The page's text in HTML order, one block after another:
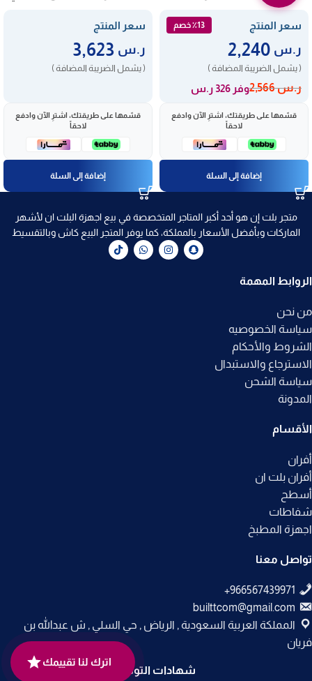
CVG938WPB SASO
سعر المنتج
٪13 خصم
ر.س
( يشمل الضريبة المضافة )
ر.س2,566 وفر 326 ر.س
قسّمها على طريقتك، اشترِ الآن وادفع
لاحقاً
إضافة إلى السلة
سعر المنتج
ر.س
( يشمل الضريبة المضافة )
قسّمها على طريقتك، اشترِ الآن وادفع
لاحقاً
إضافة إلى السلة
متجر بلت إن هو أحد أكبر المتاجر المتخصصة في بيع اجهزة البلت ان لأشهر
الماركات وبأفضل الأسعار بالمملكة، كما يوفر المتجر البيع كاش وبالتقسيط
الروابط المهمة
من نحن
سياسة الخصوصيه
الشروط والأحكام
الاسترجاع والاستبدال
سياسة الشحن
المدونة
الأقسام
أفران
أفران بلت ان
أسطح
شفاطات
اجهزة المطبخ
تواصل معنا
builttcom@gmail.com
المملكة العربية السعودية , الرياض , حي السلي , ش عبدالله بن
فريان
شهادات التوثيق
اترك لنا تقييمك